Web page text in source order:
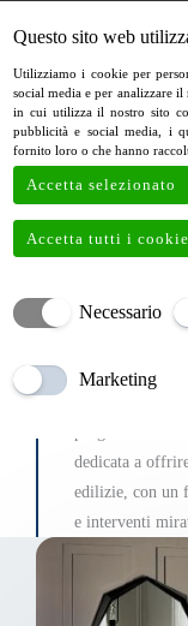
contenuto
Servizi
I Nostri Servizi
Art
dedicata a
edilizie, con un
e interventi
Questo sito web
Utilizziamo i cookie per
social media e per analizzare
in cui utilizza il nostro sito
pubblicità e social media, i
fornito loro o che hanno
Accetta selezionato
Accetta tutti i cookie
Necessario
Marketing